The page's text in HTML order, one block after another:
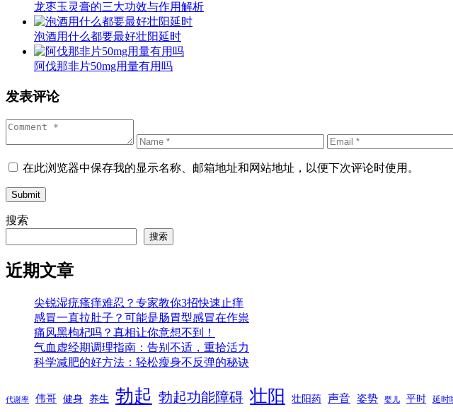
龙枣玉灵膏的三大功效与作用解析
泡酒用什么都要最好壮阳延时
阿伐那非片50mg用量有用吗
发表评论
在此浏览器中保存我的显示名称、邮箱地址和网站地址，以便下次评论时使用。
Submit
搜索
搜索
近期文章
尖锐湿疣瘙痒难忍？专家教你3招快速止痒
感冒一直拉肚子？可能是肠胃型感冒在作祟
痛风黑枸杞吗？真相让你意想不到！
气血虚经期调理指南：告别不适，重拾活力
科学减肥的好方法：轻松瘦身不反弹的秘诀
代谢率 伟哥 健身 养生 勃起 勃起功能障碍 壮阳 壮阳药 声音 姿势 婴儿 平时 延时